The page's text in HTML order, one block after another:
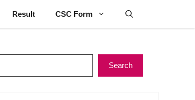
Result CSC Form
Search